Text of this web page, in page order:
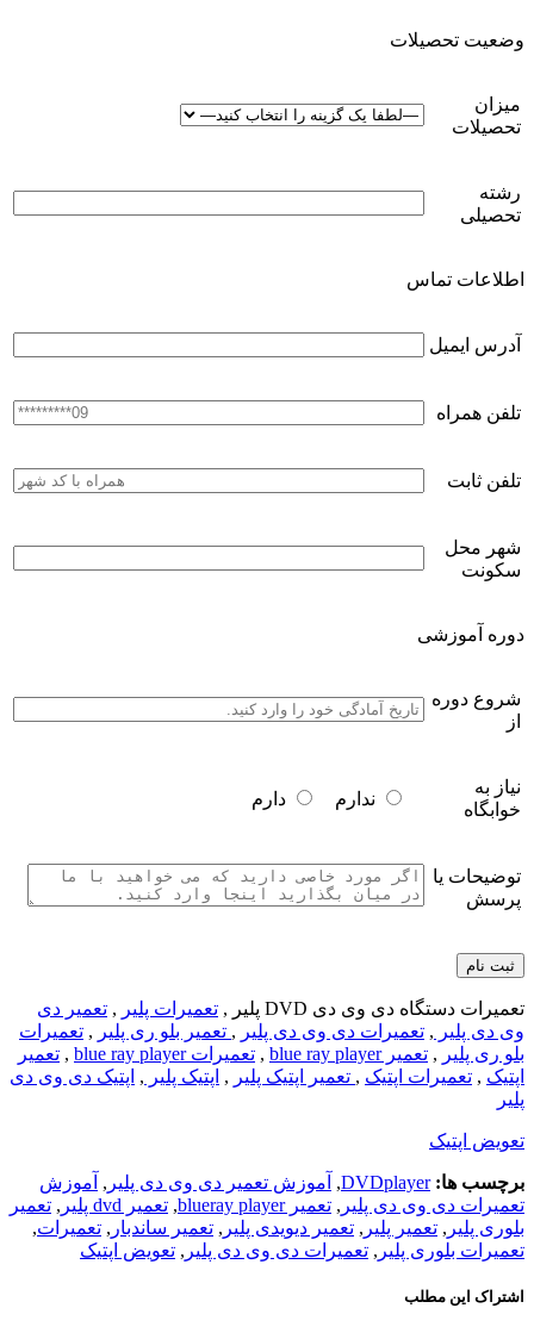
وضعیت تحصیلات
میزان
تحصیلات
رشته
تحصیلی
اطلاعات تماس
آدرس ایمیل
تلفن همراه
تلفن ثابت
شهر محل
سکونت
دوره آموزشی
شروع دوره
از
نیاز به
خوابگاه
ندارم دارم
توضیحات یا
پرسش
تعمیرات دستگاه دی وی دی DVD پلیر , تعمیرات پلیر , تعمیر دی
وی دی پلیر , تعمیرات دی وی دی پلیر , تعمیر بلو ری پلیر , تعمیرات
بلو ری پلیر , تعمیر blue ray player , تعمیرات blue ray player , تعمیر
اپتیک , تعمیرات اپتیک , تعمیر اپتیک پلیر , اپتیک پلیر , اپتیک دی وی دی
پلیر
تعویض اپتیک
برچسب ها: DVDplayer
, آموزش تعمیر دی وی دی پلیر , آموزش
تعمیرات دی وی دی پلیر , تعمیر blueray player , تعمیر dvd پلیر , تعمیر
بلوری پلیر , تعمیر پلیر , تعمیر دیویدی پلیر , تعمیر ساندبار , تعمیرات,
تعمیرات بلوری پلیر , تعمیرات دی وی دی پلیر , تعویض اپتیک
اشتراک این مطلب